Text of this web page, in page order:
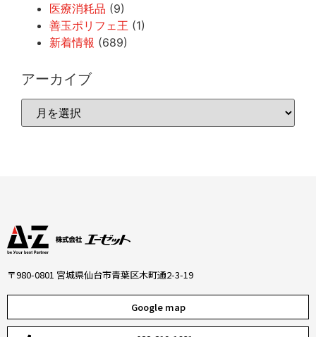
医療消耗品 (9)
善玉ポリフェ王 (1)
新着情報 (689)
アーカイブ
〒980-0801 宮城県仙台市青葉区木町通2-3-19
Google map